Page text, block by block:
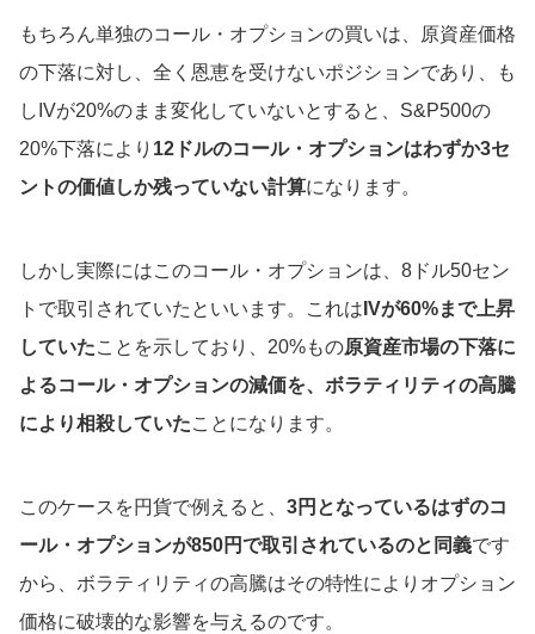
もちろん単独のコール・オプションの買いは、原資産価格
の下落に対し、全く恩恵を受けないポジションであり、も
しIVが20%のまま変化していないとすると、S&P500の
20%下落により 12ドルのコール・オプションはわずか3セ
ントの価値しか残っていない計算になります。
しかし実際にはこのコール・オプションは、8ドル50セン
トで取引されていたといいます。これは IVが60%まで上昇
していたことを示しており、20%もの原資産市場の下落に
よるコール・オプションの減価を、ボラティリティの高騰
により相殺していたことになります。
このケースを円貨で例えると、 3円となっているはずのコ
ール・オプションが850円で取引されているのと同義です
から、ボラティリティの高騰はその特性によりオプション
価格に破壊的な影響を与えるのです。